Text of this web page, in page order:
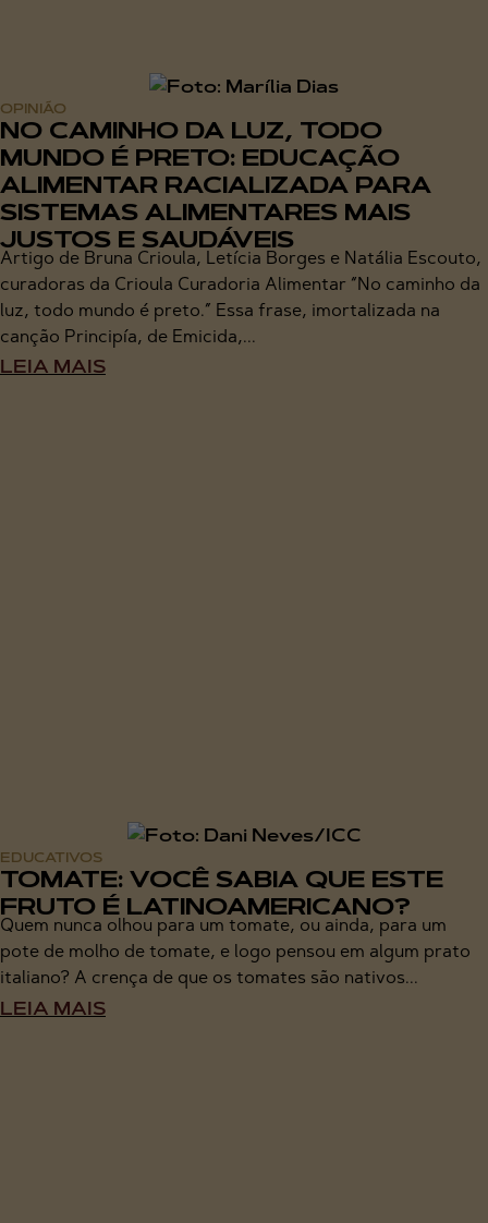
OPINIÃO
NO CAMINHO DA LUZ, TODO
MUNDO É PRETO: EDUCAÇÃO
ALIMENTAR RACIALIZADA PARA
SISTEMAS ALIMENTARES MAIS
JUSTOS E SAUDÁVEIS
Artigo de Bruna Crioula, Letícia Borges e Natália Escouto,
curadoras da Crioula Curadoria Alimentar “No caminho da
luz, todo mundo é preto.” Essa frase, imortalizada na
canção Principía, de Emicida,...
LEIA MAIS
EDUCATIVOS
TOMATE: VOCÊ SABIA QUE ESTE
FRUTO É LATINOAMERICANO?
Quem nunca olhou para um tomate, ou ainda, para um
pote de molho de tomate, e logo pensou em algum prato
italiano? A crença de que os tomates são nativos...
LEIA MAIS